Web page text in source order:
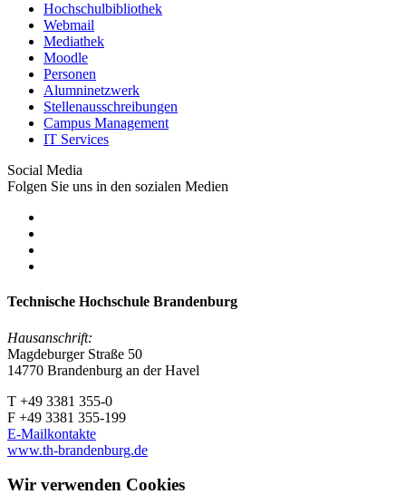
Hochschulbibliothek
Webmail
Mediathek
Moodle
Personen
Alumninetzwerk
Stellenausschreibungen
Campus Management
IT Services
Social Media
Folgen Sie uns in den sozialen Medien
Technische Hochschule Brandenburg
Hausanschrift:
Magdeburger Straße 50
14770 Brandenburg an der Havel
T +49 3381 355-0
F +49 3381 355-199
E-Mailkontakte
www.th-brandenburg.de
Wir verwenden Cookies